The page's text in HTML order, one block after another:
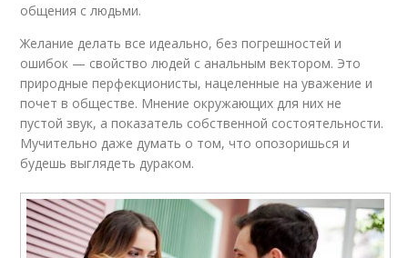
общения с людьми.
Желание делать все идеально, без погрешностей и
ошибок — свойство людей с анальным вектором. Это
природные перфекционисты, нацеленные на уважение и
почет в обществе. Мнение окружающих для них не
пустой звук, а показатель собственной состоятельности.
Мучительно даже думать о том, что опозоришься и
будешь выглядеть дураком.